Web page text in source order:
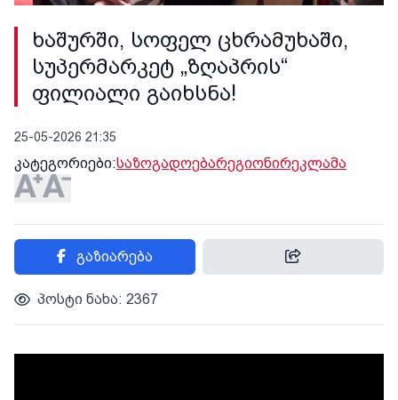
ხაშურში, სოფელ ცხრამუხაში,
სუპერმარკეტ „ზღაპრის“
ფილიალი გაიხსნა!
25-05-2026 21:35
კატეგორიები:საზოგადოებარეგიონირეკლამა
გაზიარება
პოსტი ნახა: 2367